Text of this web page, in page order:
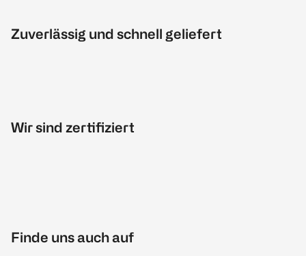
Zuverlässig und schnell geliefert
Wir sind zertifiziert
Finde uns auch auf